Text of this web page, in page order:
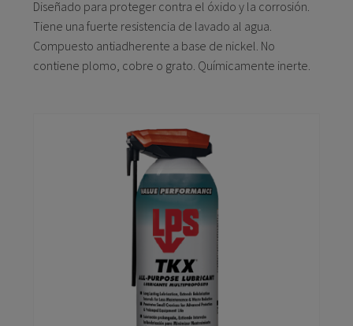
Diseñado para proteger contra el óxido y la corrosión.
Tiene una fuerte resistencia de lavado al agua.
Compuesto antiadherente a base de nickel. No
contiene plomo, cobre o grato. Químicamente inerte.